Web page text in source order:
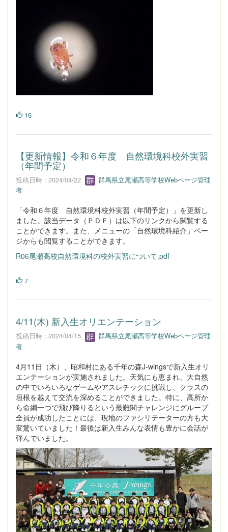
16
【更新情報】令和６年度 自然環境科校外実習
（年間予定）
投稿日時 : 2024/04/22
群馬県立尾瀬高等学校Webページ管理
者
「令和６年度 自然環境科校外実習（年間予定）」を更新し
ました。該当データ（ＰＤＦ）は以下のリンクから閲覧する
ことができます。また、メニューの「自然環境科紹介」ペー
ジからも閲覧することができます。
R06尾瀬高校自然環境科の校外実習について.pdf
7
4/11(木) 新入生オリエンテーション
投稿日時 : 2024/04/15
群馬県立尾瀬高等学校Webページ管理
者
4月11日（木）、昭和村にある千年の森J-wingsで新入生オリ
エンテーションが実施されました。天気にも恵まれ、大自然
の中でいろいろなゲームやアスレチックに挑戦し、クラスの
垣根を越えて交流を深めることができました。特に、高所か
ら命綱一つで飛び降りるという最難関チャレンジにグループ
全員が成功したことには、現地のファシリテーターの方も大
変驚いていました！最後は新入生みんな表情も豊かに会話が
弾んでいました。